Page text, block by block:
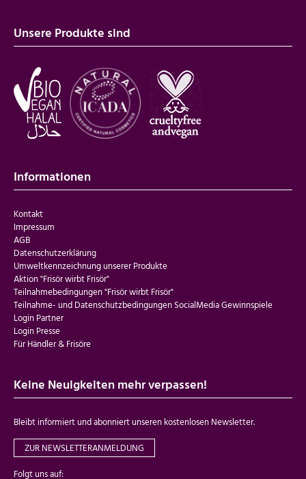
Unsere Produkte sind
Informationen
Kontakt
Impressum
AGB
Datenschutzerklärung
Umweltkennzeichnung unserer Produkte
Aktion "Frisör wirbt Frisör"
Teilnahmebedingungen "Frisör wirbt Frisör"
Teilnahme- und Datenschutzbedingungen SocialMedia Gewinnspiele
Login Partner
Login Presse
Für Händler & Frisöre
Keine Neuigkeiten mehr verpassen!
Bleibt informiert und abonniert unseren kostenlosen Newsletter.
ZUR NEWSLETTERANMELDUNG
Folgt uns auf: